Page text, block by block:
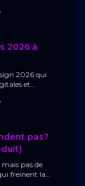
complet
applications
etc.) et
adapté à
de la
2026 à
2026 qui
et
pas?
pas de
freinent la